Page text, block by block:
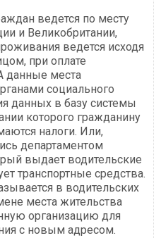
ведется по месту
и Великобритании,
ведется исходя
при оплате
данные места
социального
данных в базу системы
которого гражданину
налоги. Или,
департаментом
выдает водительские
транспортные средства.
в водительских
места жительства
организацию для
с новым адресом.